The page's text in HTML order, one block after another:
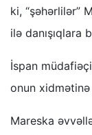
ki, “şəhərlilər”
ilə danışıqlara
İspan
onun
Mareska